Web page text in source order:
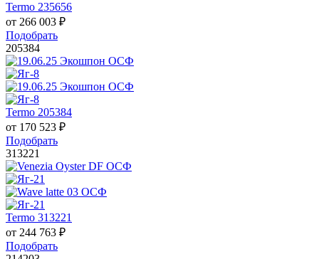
Termo 235656
от 266 003 ₽
Подобрать
205384
Termo 205384
от 170 523 ₽
Подобрать
313221
Termo 313221
от 244 763 ₽
Подобрать